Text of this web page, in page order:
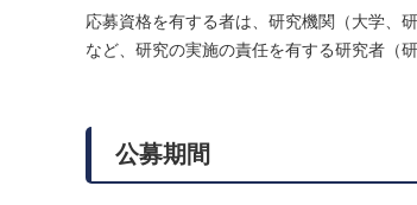
応募資格を有する者は、研究機関（大学、
など、研究の実施の責任を有する研究者（
公募期間